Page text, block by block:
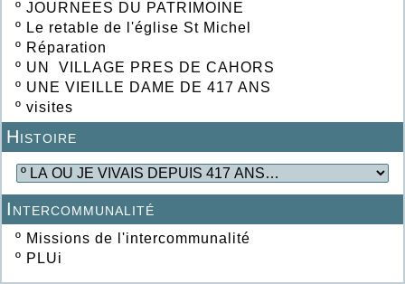
º JOURNEES DU PATRIMOINE
º Le retable de l'église St Michel
º Réparation
º UN VILLAGE PRES DE CAHORS
º UNE VIEILLE DAME DE 417 ANS
º visites
Histoire
Intercommunalité
º Missions de l'intercommunalité
º PLUi